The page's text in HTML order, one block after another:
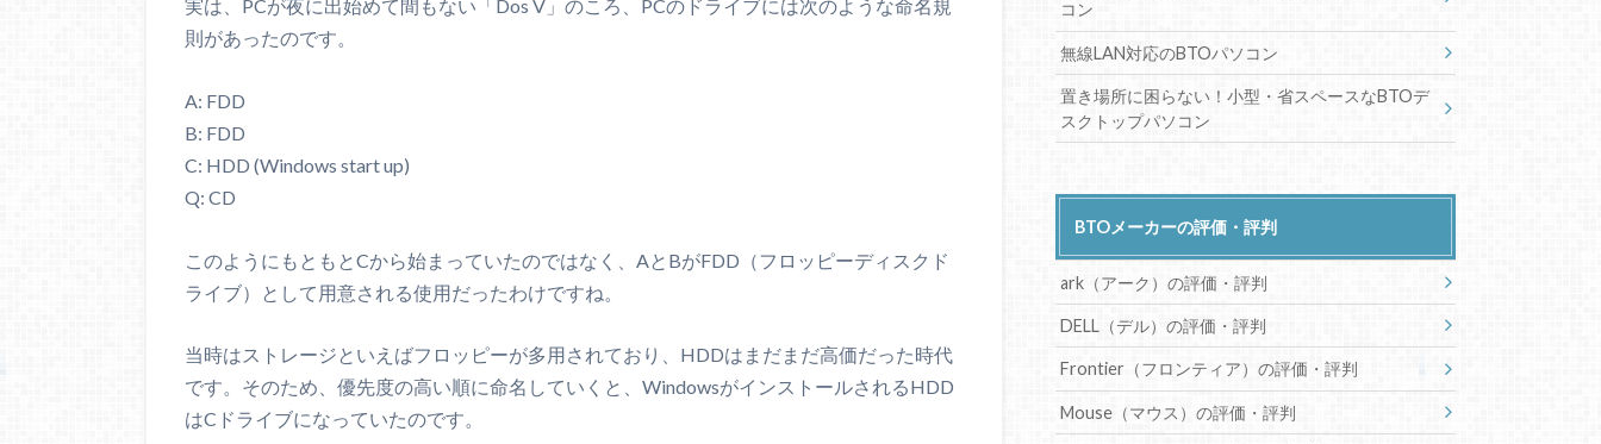
実は、PCが夜に出始めて間もない「Dos V」のころ、PCのドライブには次のような命名規
則があったのです。
A: FDD
B: FDD
C: HDD (Windows start up)
Q: CD
このようにもともとCから始まっていたのではなく、AとBがFDD（フロッピーディスクド
ライブ）として用意される使用だったわけですね。
当時はストレージといえばフロッピーが多用されており、HDDはまだまだ高価だった時代
です。そのため、優先度の高い順に命名していくと、WindowsがインストールされるHDD
はCドライブになっていたのです。
コン
無線LAN対応のBTOパソコン
置き場所に困らない！小型・省スペースなBTOデ
スクトップパソコン
BTOメーカーの評価・評判
ark（アーク）の評価・評判
DELL（デル）の評価・評判
Frontier（フロンティア）の評価・評判
Mouse（マウス）の評価・評判